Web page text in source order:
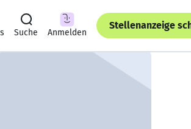
Suche Anmelden
Stellenanzeige